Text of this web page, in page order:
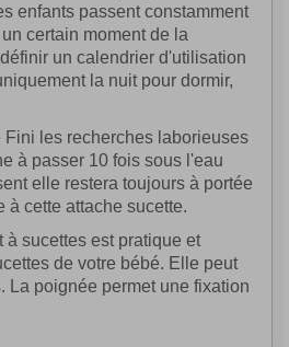
enfants passent constamment
certain moment de la
un calendrier d'utilisation
la nuit pour dormir,
Fini les recherches laborieuses
à passer 10 fois sous l'eau
elle restera toujours à portée
à cette attache sucette.
à sucettes est pratique et
de votre bébé. Elle peut
La poignée permet une fixation